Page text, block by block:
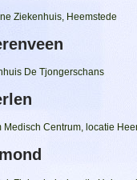
Ziekenhuis, Heemstede
De Tjongerschans
Medisch Centrum, locatie